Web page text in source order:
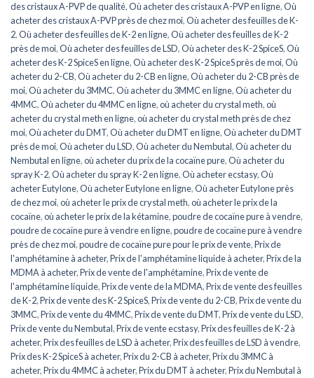
des cristaux A-PVP de qualité,Où acheter des cristaux A-PVP en ligne,Où
acheter des cristaux A-PVP près de chez moi,Où acheter des feuilles de K-
2,Où acheter des feuilles de K-2 en ligne,Où acheter des feuilles de K-2
près de moi,Où acheter des feuilles de LSD,Où acheter des K-2 SpiceS,Où
acheter des K-2 SpiceS en ligne,Où acheter des K-2 SpiceS près de moi,Où
acheter du 2-CB,Où acheter du 2-CB en ligne,Où acheter du 2-CB près de
moi,Où acheter du 3MMC,Où acheter du 3MMC en ligne,Où acheter du
4MMC,Où acheter du 4MMC en ligne,où acheter du crystal meth,où
acheter du crystal meth en ligne,où acheter du crystal meth près de chez
moi,Où acheter du DMT,Où acheter du DMT en ligne,Où acheter du DMT
près de moi,Où acheter du LSD,Où acheter du Nembutal,Où acheter du
Nembutal en ligne,où acheter du prix de la cocaïne pure,Où acheter du
spray K-2,Où acheter du spray K-2 en ligne,Où acheter ecstasy,Où
acheter Eutylone,Où acheter Eutylone en ligne,Où acheter Eutylone près
de chez moi,où acheter le prix de crystal meth,où acheter le prix de la
cocaïne,où acheter le prix de la kétamine,poudre de cocaïne pure à vendre,
poudre de cocaïne pure à vendre en ligne,poudre de cocaïne pure à vendre
près de chez moi,poudre de cocaïne pure pour le prix de vente,Prix de
l'amphétamine à acheter,Prix de l'amphétamine liquide à acheter,Prix de la
MDMA à acheter,Prix de vente de l'amphétamine,Prix de vente de
l'amphétamine liquide,Prix de vente de la MDMA,Prix de vente des feuilles
de K-2,Prix de vente des K-2 SpiceS,Prix de vente du 2-CB,Prix de vente du
3MMC,Prix de vente du 4MMC,Prix de vente du DMT,Prix de vente du LSD,
Prix de vente du Nembutal,Prix de vente ecstasy,Prix des feuilles de K-2 à
acheter,Prix des feuilles de LSD à acheter,Prix des feuilles de LSD à vendre,
Prix des K-2 SpiceS à acheter,Prix du 2-CB à acheter,Prix du 3MMC à
acheter,Prix du 4MMC à acheter,Prix du DMT à acheter,Prix du Nembutal à